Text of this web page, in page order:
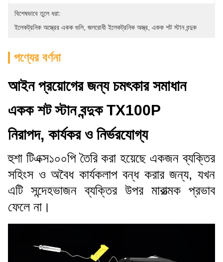
বিশেষভাবে তুলে ধরা:
ইলেকট্রনিক অস্ত্রের একক গুলি জলরোধী ইলেকট্রনিক অস্ত্র একক শট স্টান বন্দুক
পণ্যের বর্ণনা
আইন প্রয়োগের জন্য চমৎকার সমাধান
একক শট স্টান বন্দুক TX100P
নিরাপদ, কার্যকর ও নির্ভরযোগ্য
হুশা টিএক্স১০০পি তৈরি করা হয়েছে একজন ব্যক্তির
সহিংস ও অবৈধ কার্যকলাপ বন্ধ করার জন্য, যখন
এটি সন্দেহভাজন ব্যক্তির উপর মারাত্মক প্রভাব
ফেলে না।